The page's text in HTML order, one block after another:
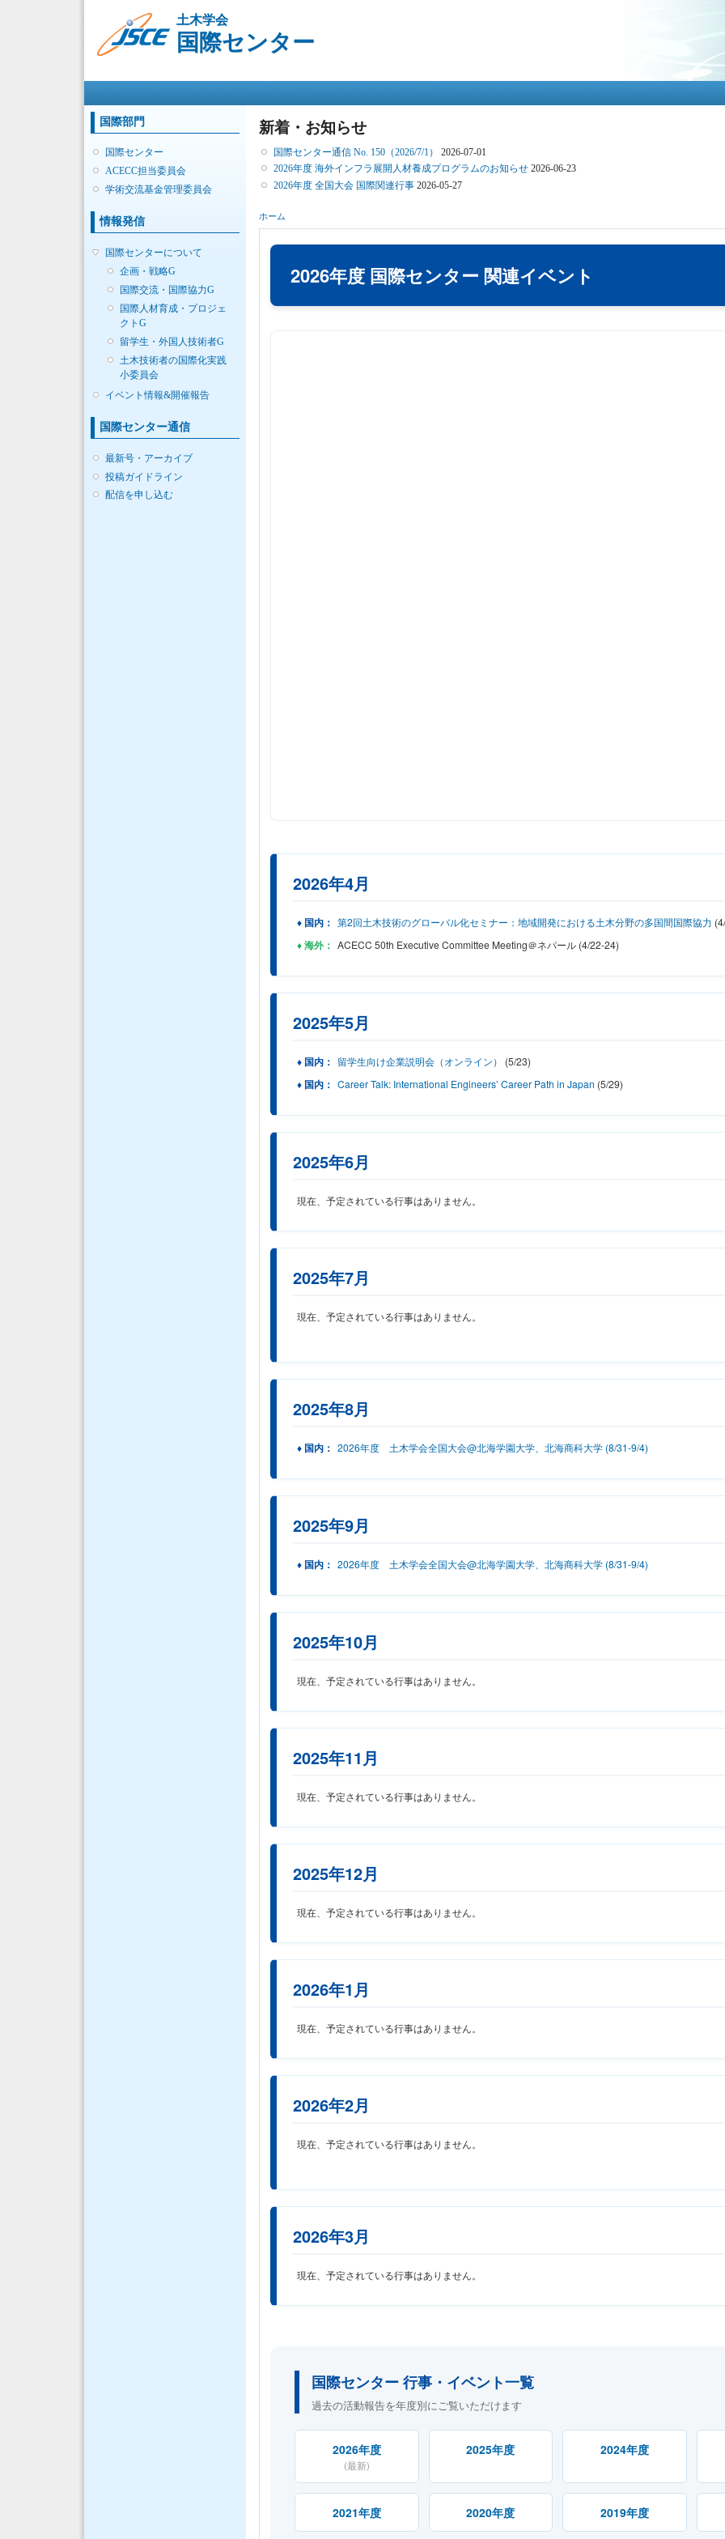
動
土木学会
国際センター
国際部門
国際センター
ACECC担当委員会
学術交流基金管理委員会
情報発信
国際センターについて
企画・戦略G
国際交流・国際協力G
国際人材育成・プロジェ
クトG
留学生・外国人技術者G
土木技術者の国際化実践
小委員会
イベント情報&開催報告
国際センター通信
最新号・アーカイブ
投稿ガイドライン
配信を申し込む
新着・お知らせ
国際センター通信 No. 150（2026/7/1）
2026-07-01
2026年度 海外インフラ展開人材養成プログラムのお知らせ 2026-06-23
2026年度 全国大会 国際関連行事 2026-05-27
現在地
ホーム
2026年度 国際センター 関連イベント
2026年4月
♦ 国内： 第2回土木技術のグローバル化セミナー：地域開発における土木分野の多国間国際協力
♦ 海外： ACECC 50th Executive Committee Meeting＠ネパール (4/22-24)
2025年5月
♦ 国内： 留学生向け企業説明会（オンライン） (5/23)
♦ 国内： Career Talk: International Engineers’ Career Path in Japan (5/29)
2025年6月
現在、予定されている行事はありません。
2025年7月
現在、予定されている行事はありません。
2025年8月
♦ 国内： 2026年度 土木学会全国大会@北海学園大学、北海商科大学 (8/31-9/4)
2025年9月
♦ 国内： 2026年度 土木学会全国大会@北海学園大学、北海商科大学 (8/31-9/4)
2025年10月
現在、予定されている行事はありません。
2025年11月
現在、予定されている行事はありません。
2025年12月
現在、予定されている行事はありません。
2026年1月
現在、予定されている行事はありません。
2026年2月
現在、予定されている行事はありません。
2026年3月
現在、予定されている行事はありません。
国際センター 行事・イベント一覧
過去の活動報告を年度別にご覧いただけます
2026年度
(最新)
2025年度 2024年度
2021年度 2020年度 2019年度